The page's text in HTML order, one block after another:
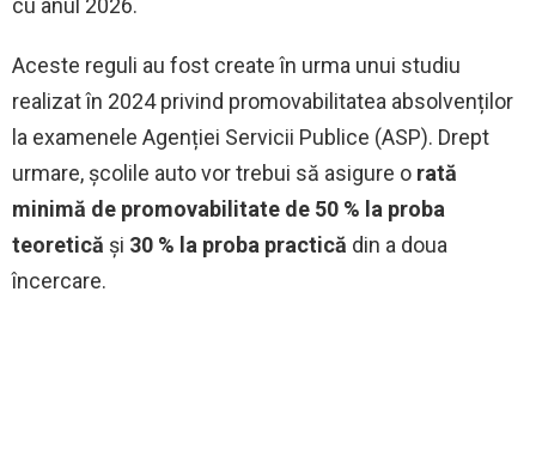
cu anul 2026.
Aceste reguli au fost create în urma unui studiu
realizat în 2024 privind promovabilitatea absolvenților
la examenele Agenției Servicii Publice (ASP). Drept
urmare, școlile auto vor trebui să asigure o rată
minimă de promovabilitate de 50 % la proba
teoretică și 30 % la proba practică din a doua
încercare.